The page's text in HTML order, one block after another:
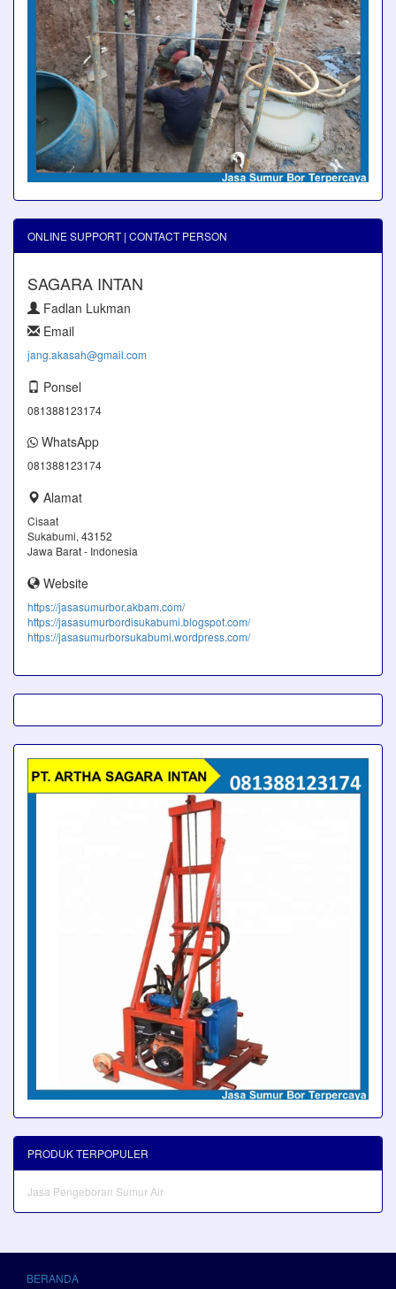
ONLINE SUPPORT | CONTACT PERSON
SAGARA INTAN
Fadlan Lukman
Email
jang.akasah@gmail.com
Ponsel
081388123174
WhatsApp
081388123174
Alamat
Cisaat
Sukabumi, 43152
Jawa Barat - Indonesia
Website
https://jasasumurbor.akbam.com/
https://jasasumurbordisukabumi.blogspot.com/
https://jasasumurborsukabumi.wordpress.com/
PRODUK TERPOPULER
Jasa Pengeboran Sumur Air
BERANDA